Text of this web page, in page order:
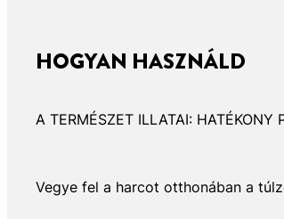
HOGYAN HASZNÁLD
A TERMÉSZET ILLATAI: HATÉKONY
Vegye fel a harcot otthonában a